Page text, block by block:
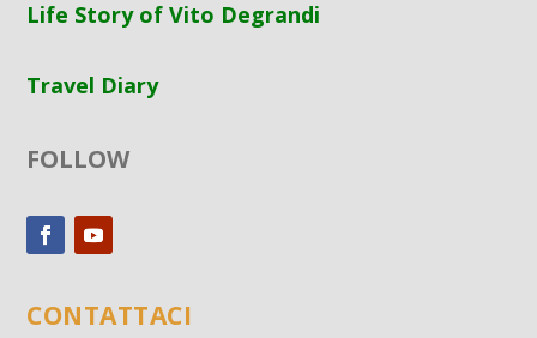
Life Story of Vito Degrandi
Travel Diary
FOLLOW
CONTATTACI